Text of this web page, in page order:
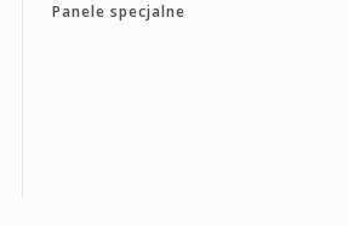
Panele specjalne